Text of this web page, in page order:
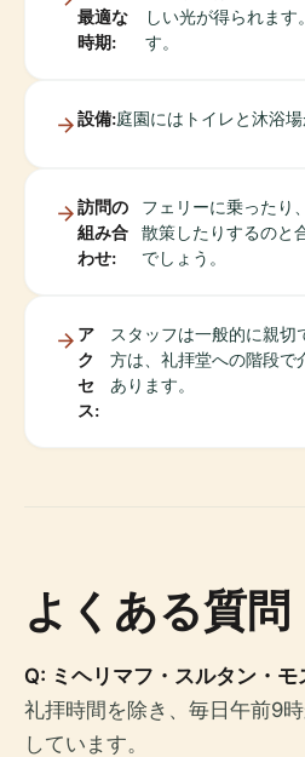
最適な
時期:
しい光が得られます
す。
設備:庭園にはトイレと沐浴場
訪問の
組み合
わせ:
フェリーに乗ったり
散策したりするのと
でしょう。
ア
ク
セ
ス:
スタッフは一般的に親切
方は、礼拝堂への階段で
あります。
よくある質問
Q: ミヘリマフ・スルタン・モ
礼拝時間を除き、毎日午前9
しています。